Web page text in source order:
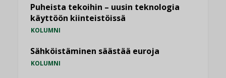
Puheista tekoihin – uusin teknologia
käyttöön kiinteistöissä
KOLUMNI
Sähköistäminen säästää euroja
KOLUMNI